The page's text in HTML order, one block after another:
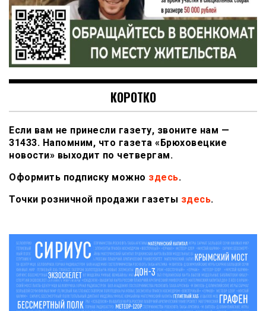
КОРОТКО
Если вам не принесли газету, звоните нам —
31433. Напомним, что газета «Брюховецкие
новости» выходит по четвергам.
Оформить подписку можно здесь.
Точки розничной продажи газеты здесь.